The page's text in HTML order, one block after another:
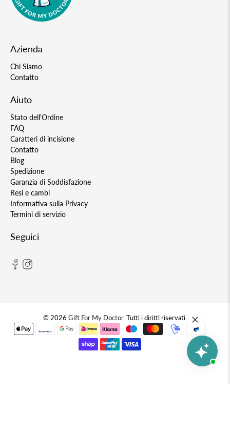
Azienda
Chi Siamo
Contatto
Aiuto
Stato dell'Ordine
FAQ
Caratteri di incisione
Contatto
Blog
Spedizione
Garanzia di Soddisfazione
Resi e cambi
Informativa sulla Privacy
Termini di servizio
Seguici
© 2026 Gift For My Doctor. Tutti i diritti riservati.